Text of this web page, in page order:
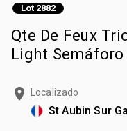
Lot 2882
Qte De Feux
Light Semáforo
Localizado
St Aubin Sur